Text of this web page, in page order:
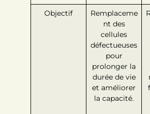
Objectif
Remplaceme
nt des
cellules
défectueuses
pour
prolonger la
durée de vie
et améliorer
la capacité.